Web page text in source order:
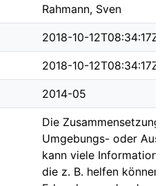
Rahmann, Sven
2018-10-12T08:34:17Z
2018-10-12T08:34:17Z
2014-05
Die Zusammensetzung
Umgebungs- oder
kann viele
die z. B. helfen